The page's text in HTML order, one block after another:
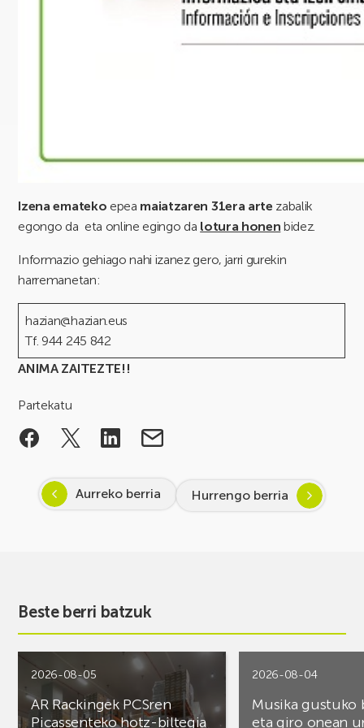
Izena emateko epea maiatzaren 31era arte zabalik
egongo da eta online egingo da lotura honen bidez.
Informazio gehiago nahi izanez gero, jarri gurekin
harremanetan:
hazian@hazian.eus
Tf. 944 245 842
ANIMA ZAITEZTE!!
Partekatu
Aurreko berria Hurrengo berria
Beste berri batzuk
2026-08-05
AR Rackingek PCSren
Picassenteko hotz-biltegia
2026-08-04
Musika gustuko
eta giro onean